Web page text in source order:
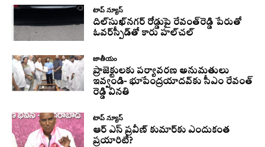
టాప్ న్యూస్
దిల్‌సుఖ్‌నగర్‌ రోడ్డుపై రేవంత్‌రెడ్డి పేరుతో
ఓవర్‌స్పీడ్‌తో కారు హల్‌చల్‌
జాతీయం
ప్రాజెక్టులకు పర్యావరణ అనుమతులు
ఇవ్వండి- భూపేంద్రయాదవ్‌కు సీఎం రేవంత్‌
రెడ్డి వినతి
టాప్ న్యూస్
ఆర్ ఎస్ ప్రవీణ్ కుమార్‌కు ఎందుకంత
ప్రయారిటీ?